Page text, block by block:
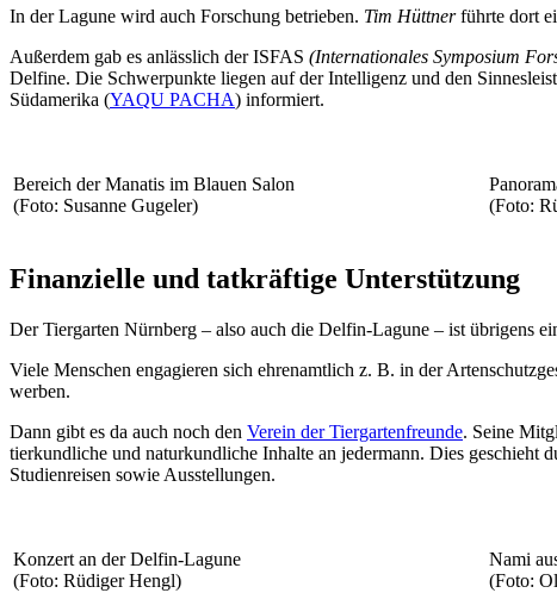
In der Lagune wird auch Forschung betrieben. Tim Hüttnerführte dort
Außerdem gab es anlässlich der ISFAS (Internationales Symposium
Delfine. Die Schwerpunkte liegen auf der Intelligenz und den
Südamerika (YAQU PACHA) informiert.
Bereich der Manatis im Blauen Salon
(Foto: Susanne Gugeler)
(Foto:
Finanzielle und tatkräftige Unterstützung
Der Tiergarten Nürnberg – also auch die Delfin-Lagune – ist übrigens
Viele Menschen engagieren sich ehrenamtlich z. B. in der
werben.
Dann gibt es da auch noch den Verein der Tiergartenfreunde. Seine
tierkundliche und naturkundliche Inhalte an jedermann. Dies
Studienreisen sowie Ausstellungen.
Konzert an der Delfin-Lagune
(Foto: Rüdiger Hengl)
Nami
(Foto: